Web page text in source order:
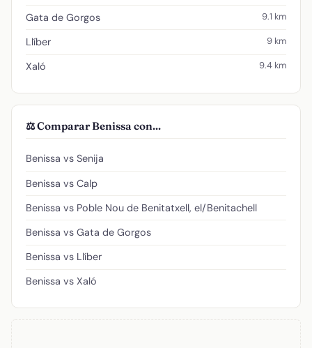
Gata de Gorgos 9.1 km
Llíber 9 km
Xaló 9.4 km
⚖️ Comparar Benissa con...
Benissa vs Senija
Benissa vs Calp
Benissa vs Poble Nou de Benitatxell, el/Benitachell
Benissa vs Gata de Gorgos
Benissa vs Llíber
Benissa vs Xaló